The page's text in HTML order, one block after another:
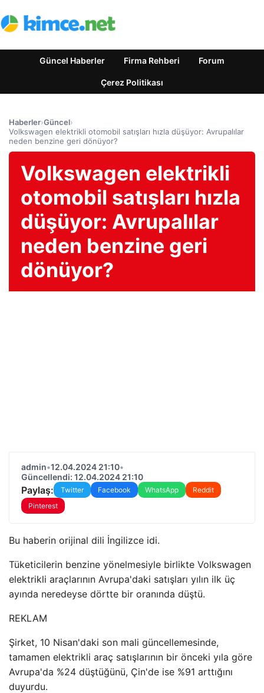
Güncel Haberler Firma Rehberi Forum
Çerez Politikası
Haberler›Güncel›
Volkswagen elektrikli otomobil satışları hızla düşüyor: Avrupalılar
neden benzine geri dönüyor?
Volkswagen elektrikli
otomobil satışları hızla
düşüyor: Avrupalılar
neden benzine geri
dönüyor?
admin•12.04.2024 21:10•
Güncellendi: 12.04.2024 21:10
Paylaş: Twitter Facebook WhatsApp
Reddit
Pinterest
Bu haberin orijinal dili İngilizce idi.
Tüketicilerin benzine yönelmesiyle birlikte Volkswagen
elektrikli araçlarının Avrupa'daki satışları yılın ilk üç
ayında neredeyse dörtte bir oranında düştü.
REKLAM
Şirket, 10 Nisan'daki son mali güncellemesinde,
tamamen elektrikli araç satışlarının bir önceki yıla göre
Avrupa'da %24 düştüğünü, Çin'de ise %91 arttığını
duyurdu.